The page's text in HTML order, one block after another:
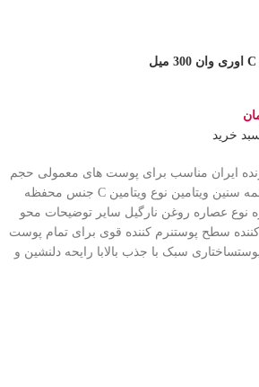
خرید
ایران مناسب برای پوست های معمولی حجم
(میل) 300 مناسب سنین همه سنین ویتامین نوع ویتامین C جنس محفظه
نوع عصاره روغن نارگیل سایر توضیحات محو
سطح پوستنرم کننده قوی برای تمام پوست
سبک با جذب بالابا رایحه دلنشین و